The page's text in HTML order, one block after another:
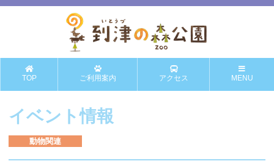
TOP ご利用案内 アクセス MENU
イベント情報
動物関連